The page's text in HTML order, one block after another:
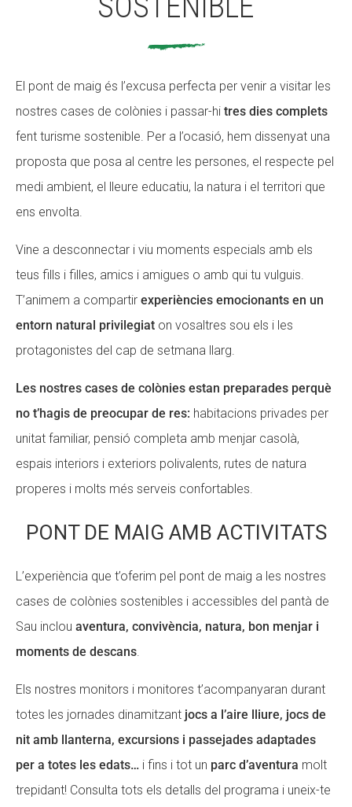
El pont de maig és l’excusa perfecta per venir a visitar les
nostres cases de colònies i passar-hi tres dies complets
fent turisme sostenible. Per a l’ocasió, hem dissenyat una
proposta que posa al centre les persones, el respecte pel
medi ambient, el lleure educatiu, la natura i el territori que
ens envolta.
Vine a desconnectar i viu moments especials amb els
teus fills i filles, amics i amigues o amb qui tu vulguis.
T’animem a compartir experiències emocionants en un
entorn natural privilegiat on vosaltres sou els i les
protagonistes del cap de setmana llarg.
Les nostres cases de colònies estan preparades perquè
no t’hagis de preocupar de res: habitacions privades per
unitat familiar, pensió completa amb menjar casolà,
espais interiors i exteriors polivalents, rutes de natura
properes i molts més serveis confortables.
PONT DE MAIG AMB ACTIVITATS
L’experiència que t’oferim pel pont de maig a les nostres
cases de colònies sostenibles i accessibles del pantà de
Sau inclou aventura, convivència, natura, bon menjar i
moments de descans.
Els nostres monitors i monitores t’acompanyaran durant
totes les jornades dinamitzant jocs a l’aire lliure, jocs de
nit amb llanterna, excursions i passejades adaptades
per a totes les edats… i fins i tot un parc d’aventura molt
trepidant! Consulta tots els detalls del programa i uneix-te